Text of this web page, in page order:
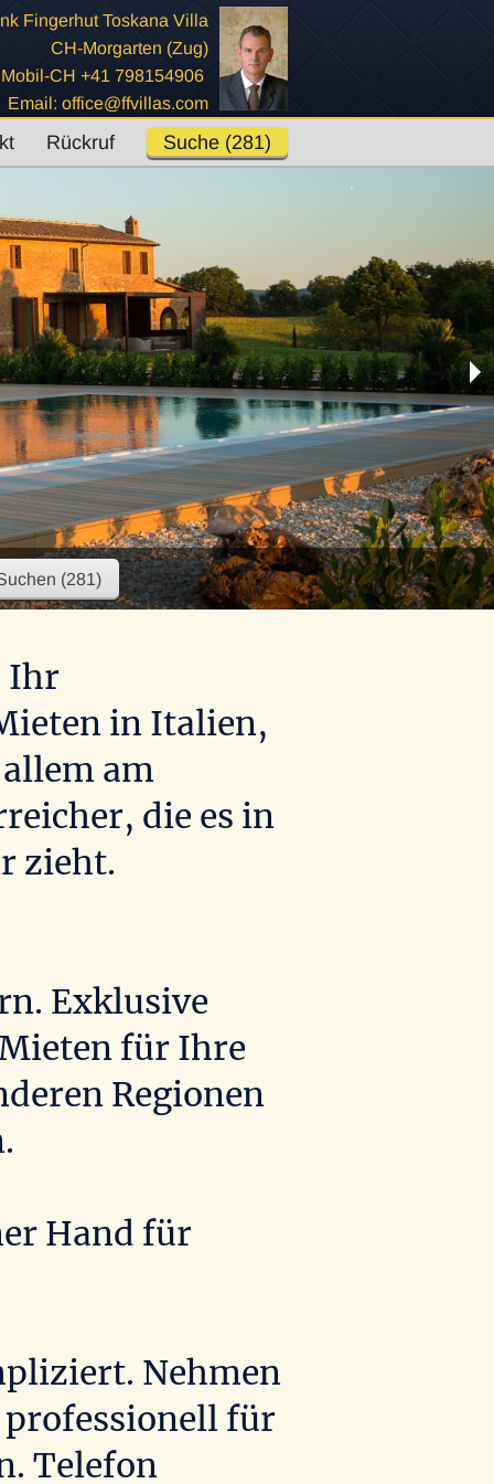
Fingerhut Toskana Villa
CH-Morgarten (Zug)
Mobil-CH +41 798154906
Email: office@ffvillas.com
Rückruf Suche (281)
Ihr
in Italien,
am
die es in
zieht.
Exklusive
für Ihre
Regionen
Hand für
Nehmen
für
Telefon